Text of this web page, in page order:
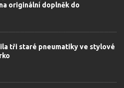
originální doplněk do
tři staré pneumatiky ve stylové